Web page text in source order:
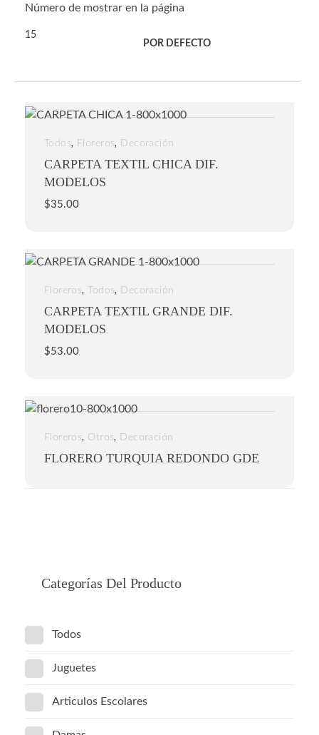
Número de mostrar en la página
15
POR DEFECTO
CARPETA TEXTIL CHICA DIF.
MODELOS
$35.00
Todos, Floreros, Decoración
CARPETA TEXTIL GRANDE DIF.
MODELOS
$53.00
Floreros, Todos, Decoración
FLORERO TURQUIA REDONDO GDE
Floreros, Otros, Decoración
Categorías Del Producto
Todos
Juguetes
Articulos Escolares